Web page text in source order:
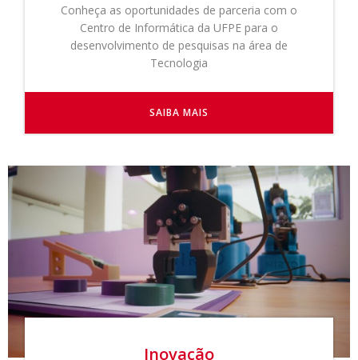
Conheça as oportunidades de parceria com o
Centro de Informática da UFPE para o
desenvolvimento de pesquisas na área de
Tecnologia
SAIBA MAIS
Inovação